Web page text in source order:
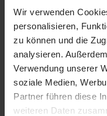
Wir verwenden
personalisieren,
zu können und die
analysieren.
Verwendung unserer
soziale Medien,
Partner führen diese
weiteren Daten
iPod touch
Kabel & Adapter
Kopfhörer
LaCie Rugged
Lightning
Mac mini